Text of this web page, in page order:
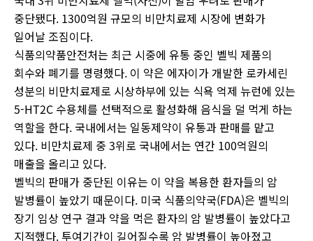
중단됐다. 1300억원 규모의 비만치료제 시장에 변화가
일어날 조짐이다.
식품의약품안전처는 최근 시중에 유통 중인 벨빅 제품의
회수와 폐기를 명령했다. 이 약은 에자이가 개발한 로카세린
성분의 비만치료제로 시상하부에 있는 식욕 억제 뉴런에 있는
5-HT2C 수용체를 선택적으로 활성화해 음식을 덜 먹게 하는
역할을 한다. 국내에서는 일동제약이 유통과 판매를 맡고
있다. 비만치료제 중 3위로 국내에서는 연간 100억원의
매출을 올리고 있다.
벨빅의 판매가 중단된 이유는 이 약을 복용한 환자들의 암
발병률이 높았기 때문이다. 미국 식품의약국(FDA)은 벨빅의
장기 임상 연구 결과 약을 먹은 환자의 암 발병률이 높았다고
지적했다. 투여기간이 길어질수록 암 발병률이 높아졌고